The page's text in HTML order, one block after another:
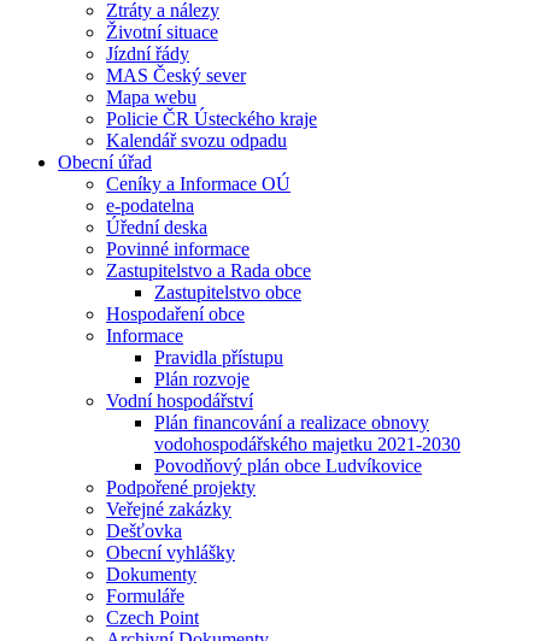
Ztráty a nálezy
Životní situace
Jízdní řády
MAS Český sever
Mapa webu
Policie ČR Ústeckého kraje
Kalendář svozu odpadu
Obecní úřad
Ceníky a Informace OÚ
e-podatelna
Úřední deska
Povinné informace
Zastupitelstvo a Rada obce
Zastupitelstvo obce
Hospodaření obce
Informace
Pravidla přístupu
Plán rozvoje
Vodní hospodářství
Plán financování a realizace obnovy
vodohospodářského majetku 2021-2030
Povodňový plán obce Ludvíkovice
Podpořené projekty
Veřejné zakázky
Dešťovka
Obecní vyhlášky
Dokumenty
Formuláře
Czech Point